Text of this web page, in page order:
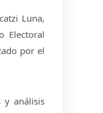
Luna,
Electoral
por el
y análisis